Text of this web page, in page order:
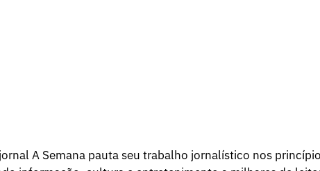
A Semana pauta seu trabalho jornalístico nos